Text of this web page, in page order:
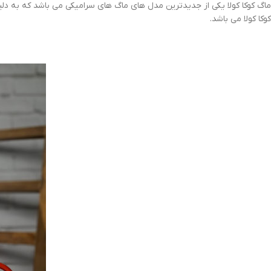
ماگ کوکا کولا یکی از جدیدترین مدل های ماگ های سرامیکی می باشد که به
کوکا کولا می باشد.